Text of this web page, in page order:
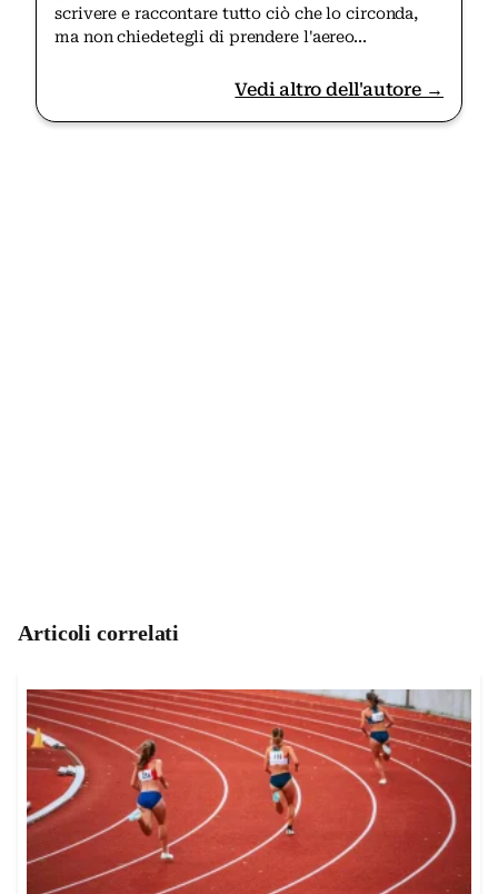
scrivere e raccontare tutto ciò che lo circonda,
ma non chiedetegli di prendere l'aereo...
Vedi altro dell'autore →
Articoli correlati